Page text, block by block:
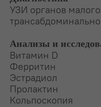
УЗИ органов малого
Анализы и
Витамин D
Ферритин
Эстрадиол
Пролактин
Кольпоскопия